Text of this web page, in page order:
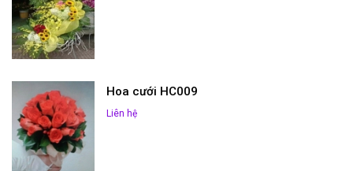
Hoa cưới HC009
Liên hệ